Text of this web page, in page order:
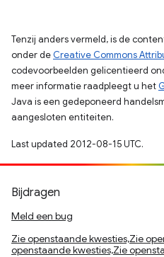
Tenzij anders vermeld, is de
onder de Creative Commons
codevoorbeelden gelicentieerd
meer informatie raadpleegt u het
Java is een gedeponeerd
aangesloten entiteiten.
Last updated 2012-08-15 UTC.
Bijdragen
Meld een bug
Zie openstaande kwesties,Zie
openstaande kwesties,Zie